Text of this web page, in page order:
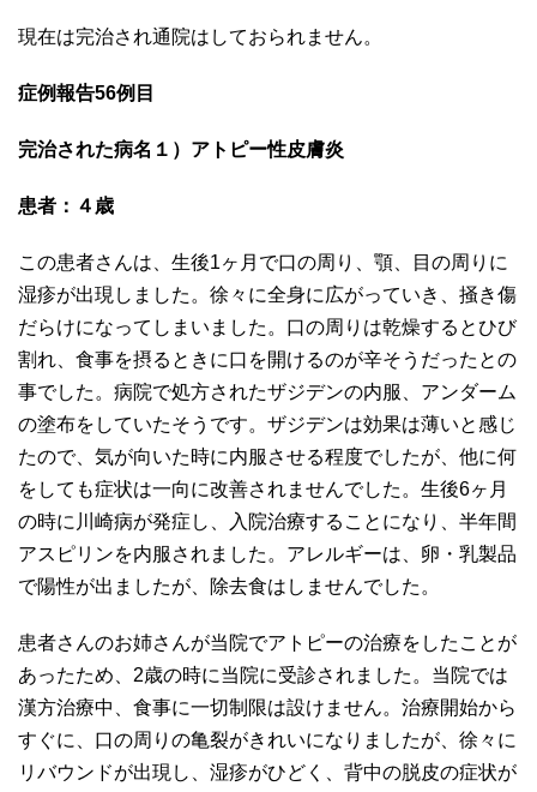
現在は完治され通院はしておられません。
症例報告56例目
完治された病名１）アトピー性皮膚炎
患者：４歳
この患者さんは、生後1ヶ月で口の周り、顎、目の周りに
湿疹が出現しました。徐々に全身に広がっていき、掻き傷
だらけになってしまいました。口の周りは乾燥するとひび
割れ、食事を摂るときに口を開けるのが辛そうだったとの
事でした。病院で処方されたザジデンの内服、アンダーム
の塗布をしていたそうです。ザジデンは効果は薄いと感じ
たので、気が向いた時に内服させる程度でしたが、他に何
をしても症状は一向に改善されませんでした。生後6ヶ月
の時に川崎病が発症し、入院治療することになり、半年間
アスピリンを内服されました。アレルギーは、卵・乳製品
で陽性が出ましたが、除去食はしませんでした。
患者さんのお姉さんが当院でアトピーの治療をしたことが
あったため、2歳の時に当院に受診されました。当院では
漢方治療中、食事に一切制限は設けません。治療開始から
すぐに、口の周りの亀裂がきれいになりましたが、徐々に
リバウンドが出現し、湿疹がひどく、背中の脱皮の症状が